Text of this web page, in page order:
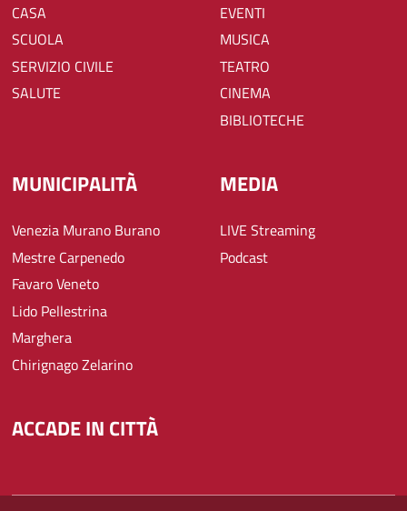
CASA
SCUOLA
SERVIZIO CIVILE
SALUTE
EVENTI
MUSICA
TEATRO
CINEMA
BIBLIOTECHE
MUNICIPALITÀ
Venezia Murano Burano
Mestre Carpenedo
Favaro Veneto
Lido Pellestrina
Marghera
Chirignago Zelarino
MEDIA
LIVE Streaming
Podcast
ACCADE IN CITTÀ